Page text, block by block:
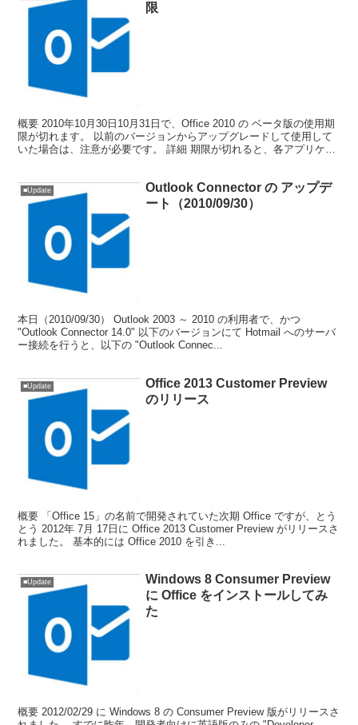
限
概要 2010年10月30日10月31日で、Office 2010 の ベータ版の使用期
限が切れます。 以前のバージョンからアップグレードして使用して
いた場合は、注意が必要です。 詳細 期限が切れると、各アプリケー
■Update
Outlook Connector の アップデ
ート（2010/09/30）
本日（2010/09/30） Outlook 2003 ～ 2010 の利用者で、かつ
"Outlook Connector 14.0" 以下のバージョンにて Hotmail へのサーバ
ー接続を行うと、以下の "Outlook Connec...
■Update
Office 2013 Customer Preview
のリリース
概要 「Office 15」の名前で開発されていた次期 Office ですが、とう
とう 2012年 7月 17日に Office 2013 Customer Preview がリリースさ
れました。 基本的には Office 2010 を引き...
■Update
Windows 8 Consumer Preview
に Office をインストールしてみ
た
概要 2012/02/29 に Windows 8 の Consumer Preview 版がリリースさ